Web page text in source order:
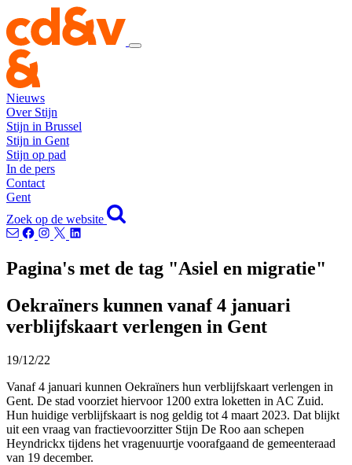
Nieuws
Over Stijn
Stijn in Brussel
Stijn in Gent
Stijn op pad
In de pers
Contact
Gent
Zoek op de website
Pagina's met de tag "Asiel en migratie"
Oekraïners kunnen vanaf 4 januari
verblijfskaart verlengen in Gent
19/12/22
Vanaf 4 januari kunnen Oekraïners hun verblijfskaart verlengen in
Gent. De stad voorziet hiervoor 1200 extra loketten in AC Zuid.
Hun huidige verblijfskaart is nog geldig tot 4 maart 2023. Dat blijkt
uit een vraag van fractievoorzitter Stijn De Roo aan schepen
Heyndrickx tijdens het vragenuurtje voorafgaand de gemeenteraad
van 19 december.